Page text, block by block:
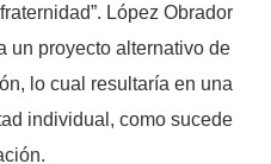
López Obrador
un proyecto alternativo de
lo cual resultaría en una
individual, como sucede